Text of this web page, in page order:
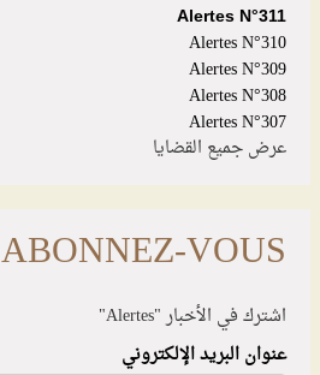
Alertes N°311
Alertes N°310
Alertes N°309
Alertes N°308
Alertes N°307
عرض جميع القضايا
ABONNEZ-VOUS !
اشترك في الأخبار "Alertes"
عنوان البريد الإلكتروني